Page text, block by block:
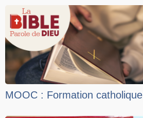
MOOC : Formation catholique